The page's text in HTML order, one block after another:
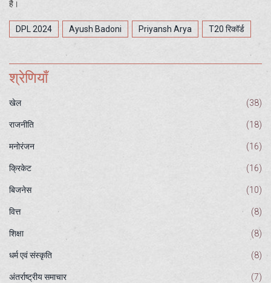
है।
DPL 2024 Ayush Badoni Priyansh Arya T20 रिकॉर्ड
श्रेणियाँ
खेल (38)
राजनीति (18)
मनोरंजन (16)
क्रिकेट (16)
बिजनेस (10)
वित्त (8)
शिक्षा (8)
धर्म एवं संस्कृति (8)
अंतर्राष्ट्रीय समाचार (7)